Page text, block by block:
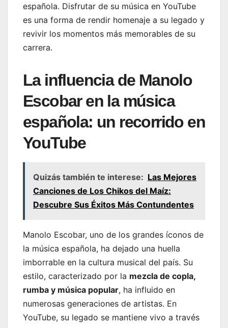
española. Disfrutar de su música en YouTube
es una forma de rendir homenaje a su legado y
revivir los momentos más memorables de su
carrera.
La influencia de Manolo
Escobar en la música
española: un recorrido en
YouTube
Quizás también te interese: Las Mejores
Canciones de Los Chikos del Maíz:
Descubre Sus Éxitos Más Contundentes
Manolo Escobar, uno de los grandes íconos de
la música española, ha dejado una huella
imborrable en la cultura musical del país. Su
estilo, caracterizado por la mezcla de copla,
rumba y música popular, ha influido en
numerosas generaciones de artistas. En
YouTube, su legado se mantiene vivo a través